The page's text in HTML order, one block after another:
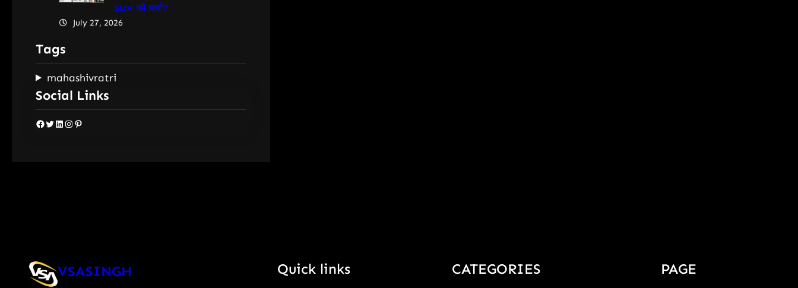
SUV की चर्चा?
July 27, 2026
Tags
mahashivratri
Social Links
Facebook Twitter LinkedIn Instagram Pinterest
VSASINGH Quick links CATEGORIES PAGE